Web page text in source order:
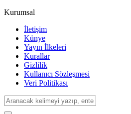
Kurumsal
İletişim
Künye
Yayın İlkeleri
Kurallar
Gizlilik
Kullanıcı Sözleşmesi
Veri Politikası